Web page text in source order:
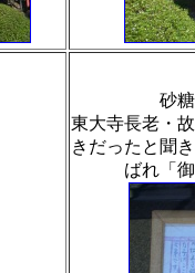
砂
東大寺長老・
きだったと聞
ばれ「